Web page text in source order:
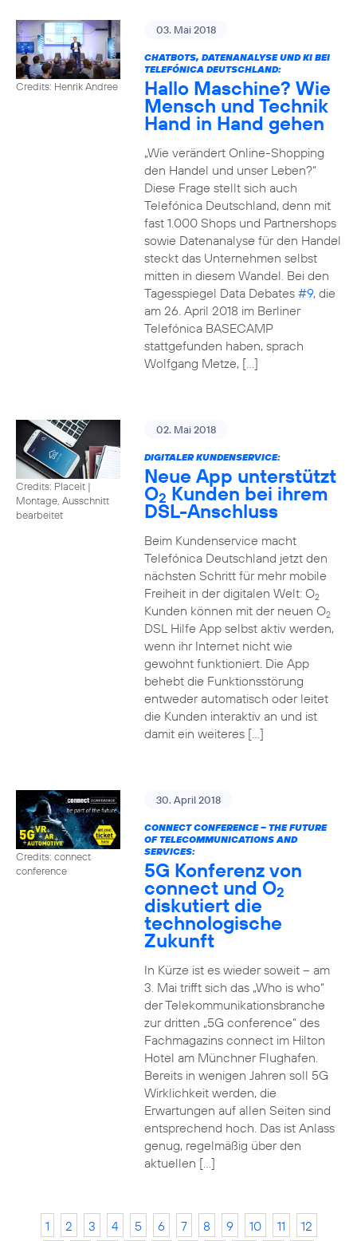
Credits: Henrik Andree
03. Mai 2018
CHATBOTS, DATENANALYSE UND KI BEI
TELEFÓNICA DEUTSCHLAND:
Hallo Maschine? Wie
Mensch und Technik
Hand in Hand gehen
„Wie verändert Online-Shopping
den Handel und unser Leben?“
Diese Frage stellt sich auch
Telefónica Deutschland, denn mit
fast 1.000 Shops und Partnershops
sowie Datenanalyse für den Handel
steckt das Unternehmen selbst
mitten in diesem Wandel. Bei den
Tagesspiegel Data Debates #9, die
am 26. April 2018 im Berliner
Telefónica BASECAMP
stattgefunden haben, sprach
Wolfgang Metze, […]
Credits: Placeit |
Montage, Ausschnitt
bearbeitet
02. Mai 2018
DIGITALER KUNDENSERVICE:
Neue App unterstützt
O2 Kunden bei ihrem
DSL-Anschluss
Beim Kundenservice macht
Telefónica Deutschland jetzt den
nächsten Schritt für mehr mobile
Freiheit in der digitalen Welt: O2
Kunden können mit der neuen O2
DSL Hilfe App selbst aktiv werden,
wenn ihr Internet nicht wie
gewohnt funktioniert. Die App
behebt die Funktionsstörung
entweder automatisch oder leitet
die Kunden interaktiv an und ist
damit ein weiteres […]
Credits: connect
conference
30. April 2018
CONNECT CONFERENCE – THE FUTURE
OF TELECOMMUNICATIONS AND
SERVICES:
5G Konferenz von
connect und O2
diskutiert die
technologische
Zukunft
In Kürze ist es wieder soweit – am
3. Mai trifft sich das „Who is who“
der Telekommunikationsbranche
zur dritten „5G conference“ des
Fachmagazins connect im Hilton
Hotel am Münchner Flughafen.
Bereits in wenigen Jahren soll 5G
Wirklichkeit werden, die
Erwartungen auf allen Seiten sind
entsprechend hoch. Das ist Anlass
genug, regelmäßig über den
aktuellen […]
1 2 3 4 5 6 7 8 9 10 11
12